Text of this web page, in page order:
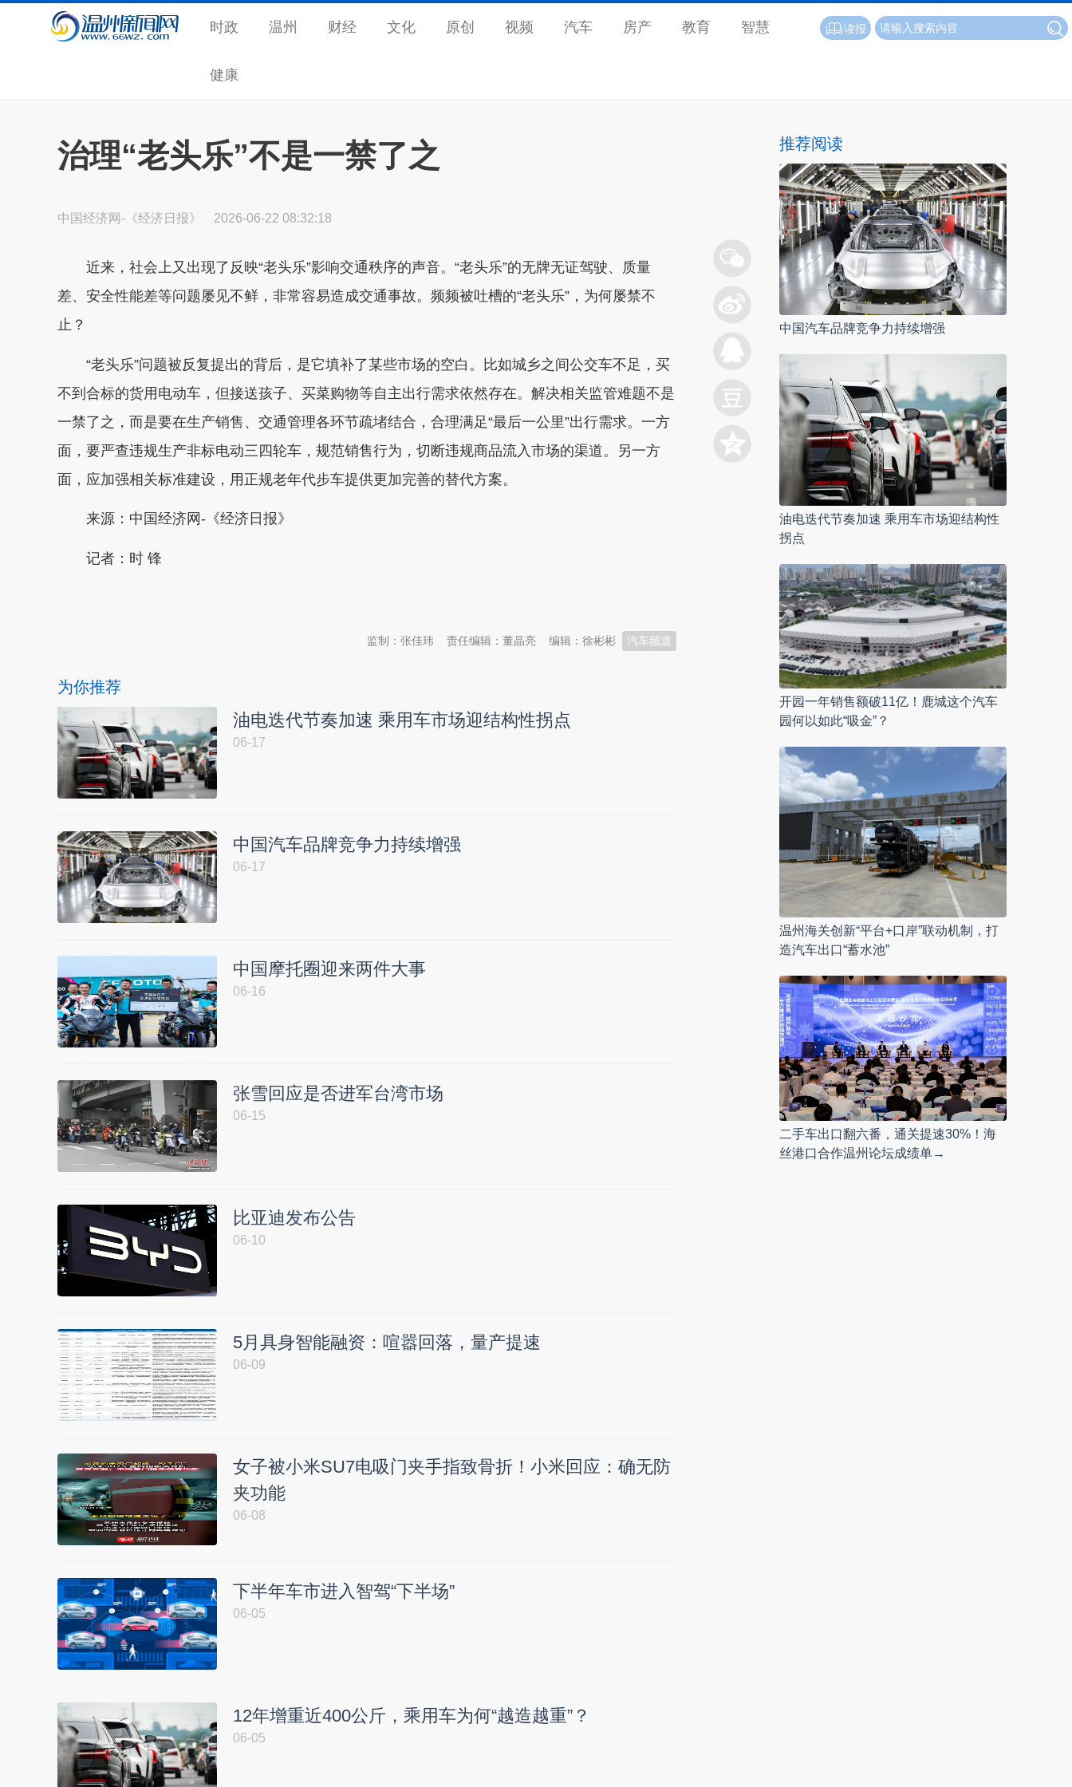
时政 温州 财经 文化 原创 视频 汽车 房产 教育 智慧
健康
读报
治理“老头乐”不是一禁了之
中国经济网-《经济日报》 2026-06-22 08:32:18
近来，社会上又出现了反映“老头乐”影响交通秩序的声音。“老头乐”的无牌无证驾驶、质量
差、安全性能差等问题屡见不鲜，非常容易造成交通事故。频频被吐槽的“老头乐”，为何屡禁不
止？
“老头乐”问题被反复提出的背后，是它填补了某些市场的空白。比如城乡之间公交车不足，买
不到合标的货用电动车，但接送孩子、买菜购物等自主出行需求依然存在。解决相关监管难题不是
一禁了之，而是要在生产销售、交通管理各环节疏堵结合，合理满足“最后一公里”出行需求。一方
面，要严查违规生产非标电动三四轮车，规范销售行为，切断违规商品流入市场的渠道。另一方
面，应加强相关标准建设，用正规老年代步车提供更加完善的替代方案。
来源：中国经济网-《经济日报》
记者： 时 锋
汽车频道
编辑：徐彬彬
责任编辑：董晶亮
监制：张佳玮
为你推荐
油电迭代节奏加速 乘用车市场迎结构性拐点
06-17
中国汽车品牌竞争力持续增强
06-17
中国摩托圈迎来两件大事
06-16
张雪回应是否进军台湾市场
06-15
比亚迪发布公告
06-10
5月具身智能融资：喧嚣回落，量产提速
06-09
女子被小米SU7电吸门夹手指致骨折！小米回应：确无防
夹功能
06-08
下半年车市进入智驾“下半场”
06-05
12年增重近400公斤，乘用车为何“越造越重”？
06-05
推荐阅读
中国汽车品牌竞争力持续增强
油电迭代节奏加速 乘用车市场迎结构性
拐点
开园一年销售额破11亿！鹿城这个汽车
园何以如此“吸金”？
温州海关创新“平台+口岸”联动机制，打
造汽车出口“蓄水池”
二手车出口翻六番，通关提速30%！海
丝港口合作温州论坛成绩单→